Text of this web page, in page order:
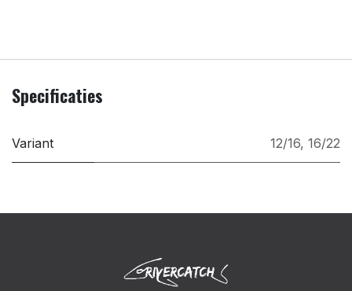
Specificaties
Variant 12/16, 16/22